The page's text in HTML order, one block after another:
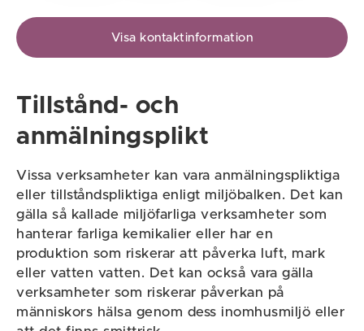
Visa kontaktinformation
Tillstånd- och
anmälningsplikt
Vissa verksamheter kan vara anmälningspliktiga
eller tillståndspliktiga enligt miljöbalken. Det kan
gälla så kallade miljöfarliga verksamheter som
hanterar farliga kemikalier eller har en
produktion som riskerar att påverka luft, mark
eller vatten vatten. Det kan också vara gälla
verksamheter som riskerar påverkan på
människors hälsa genom dess inomhusmiljö eller